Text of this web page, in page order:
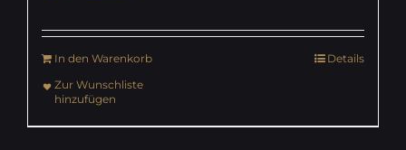
In den Warenkorb
Details
Zur Wunschliste
hinzufügen